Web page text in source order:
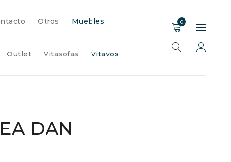
Otros Muebles
Outlet Vitasofas Vitavos
0
DAN